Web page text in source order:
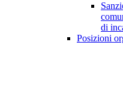
di
Posizioni